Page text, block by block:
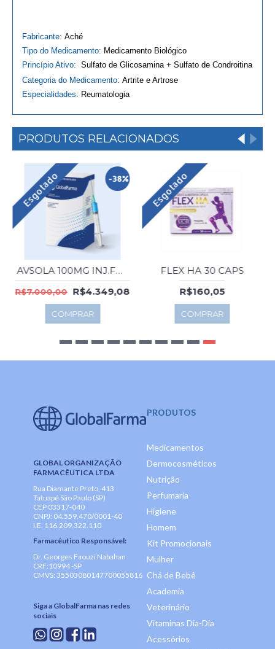
Fabricante: Aché
Tipo do Medicamento: Medicamento Biológico
Princípio Ativo: Sulfato de Glicosamina + Sulfato de Condroitina
Categoria do Medicamento: Artrite e Artrose
Especialidades: Reumatologia
PRODUTOS RELACIONADOS
-38%
Esgotado
AVSOLA 100MG INJ.FA 10ML
R$7.000,00 R$4.349,08
COMPRAR
Esgotado
FLEX HA 30 CAPS
R$160,05
COMPRAR
GLOBAL ORGANIZAÇÃO
FARMACÊUTICA LTDA
Rua Diamante Preto, 413
Tatuapé São Paulo (SP)
CEP 03317-040
CNPJ: 04.559.470/0001-40
I.E. 116.209.322.110
Farmacêutico Responsável:
Dr. Georges Faouzi Nabahan
CRF:10994 -SP
CMVS: 35503080147700055816
Siga a GlobalFarma nas redes
sociais
PRODUTOS
Medicamentos
Dermocosméticos
Nutrição
Perfumaria
Higiene
Homem
Kit Promocionais
Mulher
Chá de Bebê
Academia
Veterinário
Vitaminas Dia-Dia
Acessórios